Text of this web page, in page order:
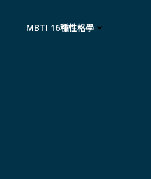
MBTI 16種性格學